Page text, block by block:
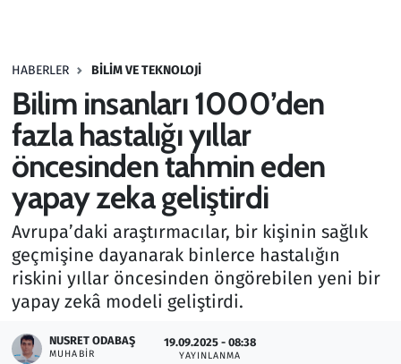
HABERLER BILIM VE TEKNOLOJI
Bilim insanları 1000’den
fazla hastalığı yıllar
öncesinden tahmin eden
yapay zeka geliştirdi
Avrupa’daki araştırmacılar, bir kişinin sağlık
geçmişine dayanarak binlerce hastalığın
riskini yıllar öncesinden öngörebilen yeni bir
yapay zekâ modeli geliştirdi.
NUSRET ODABAŞ
MUHABIR
19.09.2025 - 08:38
YAYINLANMA
Haber
Kültür Sanat
Kurumsal Haberler
Lezzet Durağı
Memur ve Kamu
Otomobil
Oyun